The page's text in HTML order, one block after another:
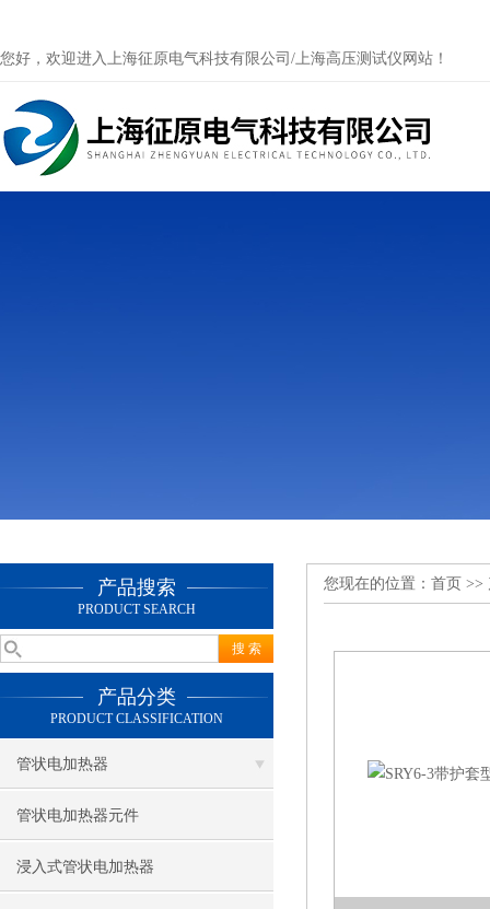
您好，欢迎进入上海征原电气科技有限公司/上海高压测试仪网站！
产品搜索
PRODUCT SEARCH
产品分类
PRODUCT CLASSIFICATION
管状电加热器
管状电加热器元件
浸入式管状电加热器
您现在的位置： 首页 >>